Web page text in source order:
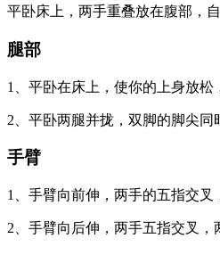
平卧床上，两手重叠放在腹部，
腿部
1、平卧在床上，使你的上身放
2、平卧两腿并拢，双脚的脚尖
手臂
1、手臂向前伸，两手的五指交叉
2、手臂向后伸，两手五指交叉